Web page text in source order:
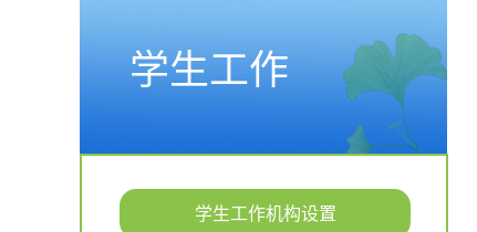
学生工作
学生工作机构设置